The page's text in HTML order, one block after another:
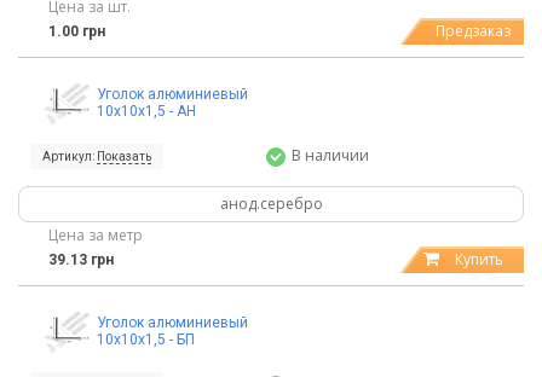
Цена за шт.
1.00 грн Предзаказ
Уголок алюминиевый
10х10х1,5 - АН
Артикул: Показать В наличии
анод.серебро
Цена за метр
39.13 грн Купить
Уголок алюминиевый
10х10х1,5 - БП